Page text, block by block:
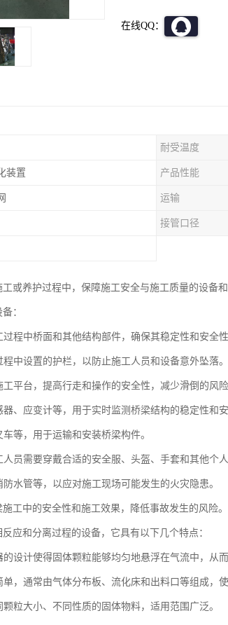
在线QQ：
耐受温度
装置 产品性能
运输
接管口径
或养护过程中，保障施工安全与施工质量的设备
：
程中桥面和其他结构部件，确保其稳定性和安全性
中设置的护栏，以防止施工人员和设备意外坠落。
平台，提高行走和操作的安全性，减少滑倒的风险
、应变计等，用于实时监测桥梁结构的稳定性和安
等，用于运输和安装桥梁构件。
员需要穿戴合适的安全服、头盔、手套和其他个
水管等，以应对施工现场可能发生的火灾隐患。
工中的安全性和施工效果，降低事故发生的风险
应和分离过程的设备，它具有以下几个特点：
设计使得固体颗粒能够均匀地悬浮在气流中，从
，通常由气体分布板、流化床和出料口等组成，使
粒大小、不同性质的固体物料，适用范围广泛。